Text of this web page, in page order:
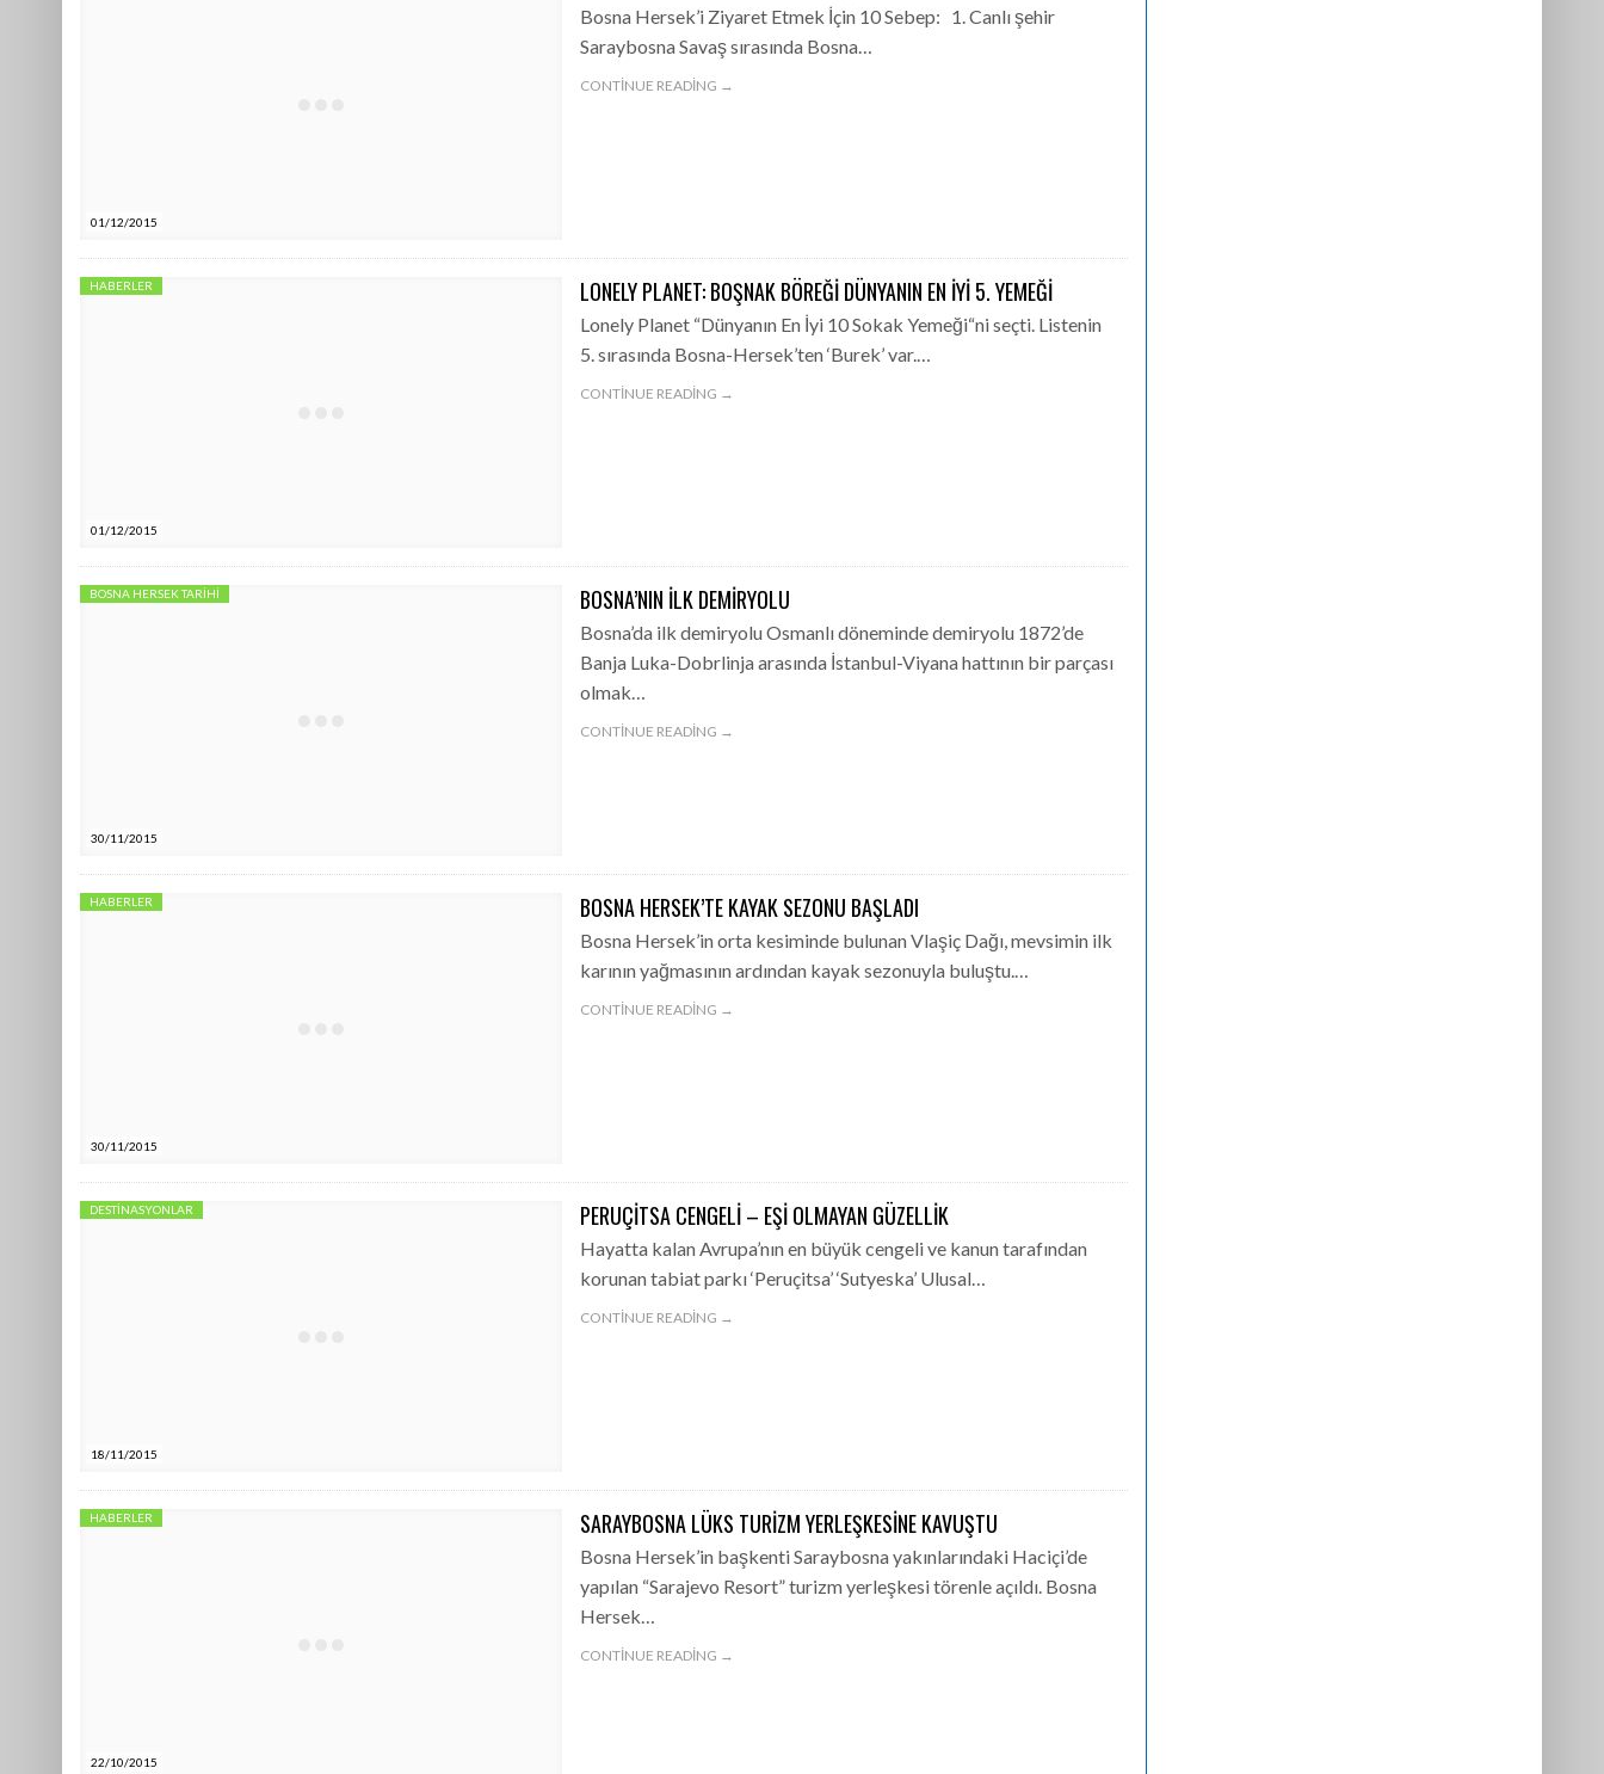
01/12/2015
Bosna Hersek’i Ziyaret Etmek İçin 10 Sebep: 1. Canlı şehir
Saraybosna Savaş sırasında Bosna…
CONTINUE READING →
01/12/2015
HABERLER LONELY PLANET: BOŞNAK BÖREĞI DÜNYANIN EN İYI 5. YEMEĞI
Lonely Planet “Dünyanın En İyi 10 Sokak Yemeği“ni seçti. Listenin
5. sırasında Bosna-Hersek’ten ‘Burek’ var.…
CONTINUE READING →
30/11/2015
BOSNA HERSEK TARIHI BOSNA’NIN İLK DEMIRYOLU
Bosna’da ilk demiryolu Osmanlı döneminde demiryolu 1872’de
Banja Luka-Dobrlinja arasında İstanbul-Viyana hattının bir parçası
olmak…
CONTINUE READING →
30/11/2015
HABERLER BOSNA HERSEK’TE KAYAK SEZONU BAŞLADI
Bosna Hersek’in orta kesiminde bulunan Vlaşiç Dağı, mevsimin ilk
karının yağmasının ardından kayak sezonuyla buluştu.…
CONTINUE READING →
18/11/2015
DESTINASYONLAR PERUÇITSA CENGELI – EŞI OLMAYAN GÜZELLIK
Hayatta kalan Avrupa’nın en büyük cengeli ve kanun tarafından
korunan tabiat parkı ‘Peruçitsa’ ‘Sutyeska’ Ulusal…
CONTINUE READING →
22/10/2015
HABERLER SARAYBOSNA LÜKS TURIZM YERLEŞKESINE KAVUŞTU
Bosna Hersek’in başkenti Saraybosna yakınlarındaki Haciçi’de
yapılan “Sarajevo Resort” turizm yerleşkesi törenle açıldı. Bosna
Hersek…
CONTINUE READING →